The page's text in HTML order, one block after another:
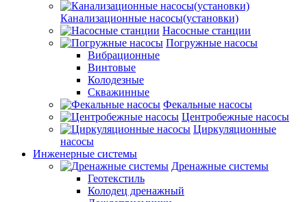
Канализационные насосы(установки)
Насосные станции
Погружные насосы
Вибрационные
Винтовые
Колодезные
Скважинные
Фекальные насосы
Центробежные насосы
Циркуляционные
насосы
Инженерные системы
Дренажные системы
Геотекстиль
Колодец дренажный